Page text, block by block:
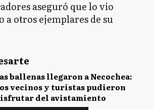
aseguró que lo vio
a otros ejemplares de su
ballenas llegaron a Necochea:
vecinos y turistas pudieron
del avistamiento